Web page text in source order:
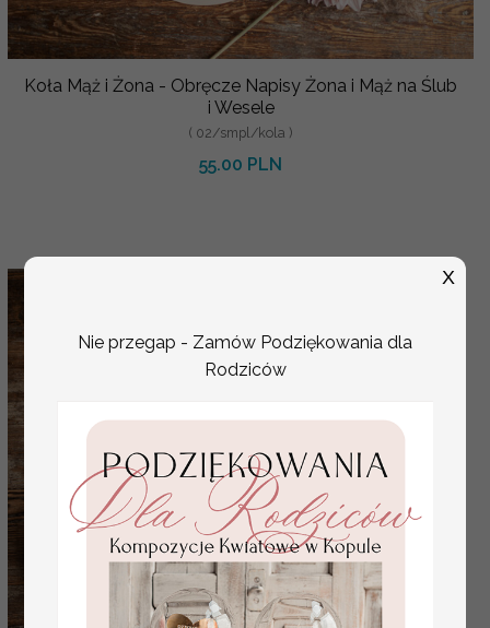
Koła Mąż i Żona - Obręcze Napisy Żona i Mąż na Ślub
i Wesele
( 02/smpl/kola )
55.00 PLN
Nie przegap - Zamów Podziękowania dla
Rodziców
X